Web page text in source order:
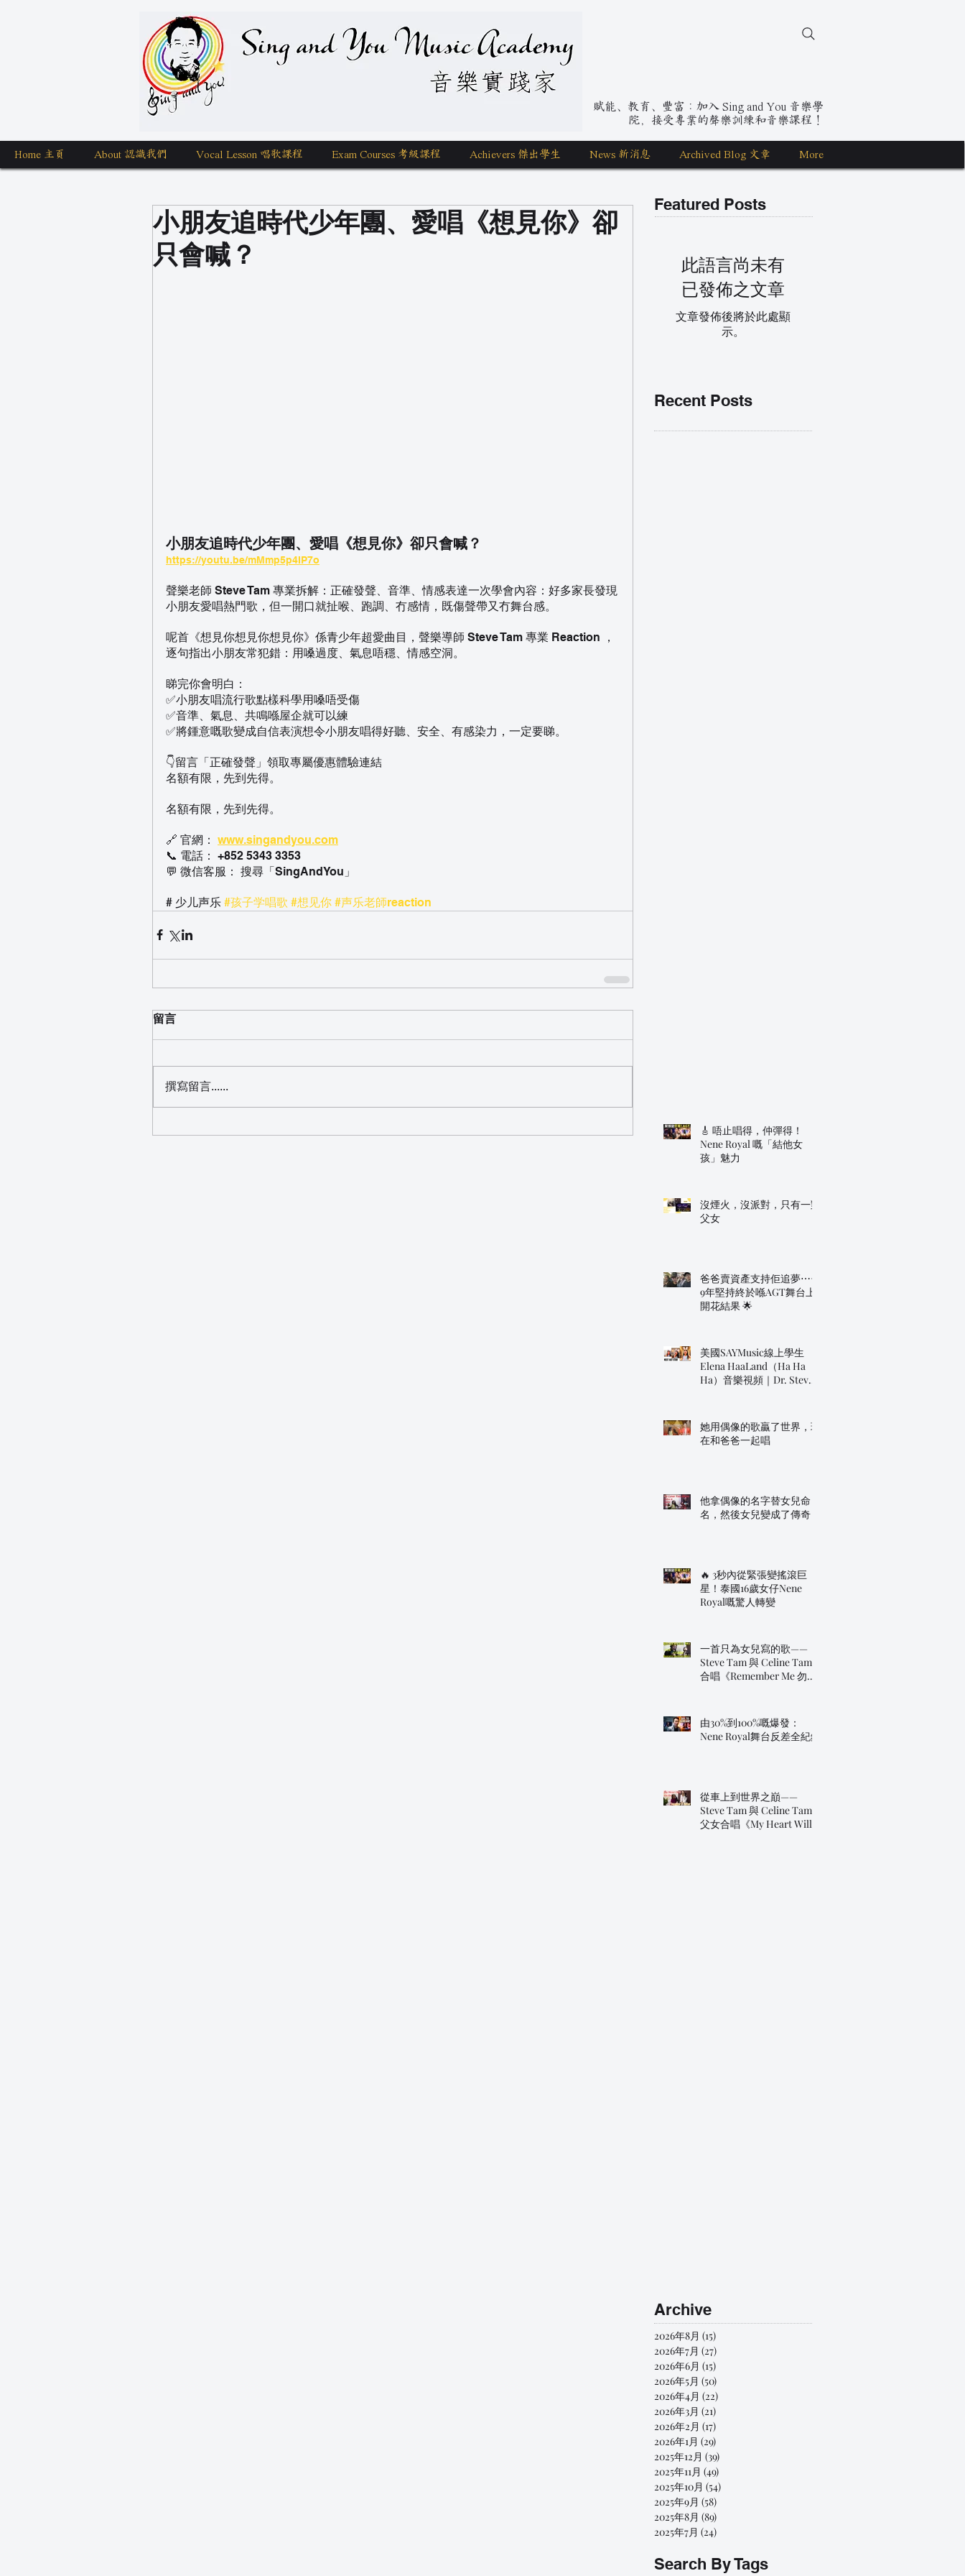
Sing and You Music Academy 學唱歌
賦能、教育、豐富：加入 Sing and You 音樂學
院，接受專業的聲樂訓練和音樂課程！
Home 主頁 About 認識我們 Vocal Lesson 唱歌課程 Exam Courses 考級課程 Achievers 傑出學生 News 新消息 Archived Blog 文章 More
小朋友追時代少年團、愛唱《想見你》卻
只會喊？
小朋友追時代少年團、愛唱《想見你》卻只會喊？
https://youtu.be/mMmp5p4IP7o
聲樂老師 Steve Tam 專業拆解：正確發聲、音準、情感表達一次學會內容：好多家長發現
小朋友愛唱熱門歌，但一開口就扯喉、跑調、冇感情，既傷聲帶又冇舞台感。
呢首《想見你想見你想見你》係青少年超愛曲目，聲樂導師 Steve Tam 專業 Reaction ，
逐句指出小朋友常犯錯：用嗓過度、氣息唔穩、情感空洞。
睇完你會明白：
✅小朋友唱流行歌點樣科學用嗓唔受傷
✅音準、氣息、共鳴喺屋企就可以練
✅將鍾意嘅歌變成自信表演想令小朋友唱得好聽、安全、有感染力，一定要睇。
👇留言「正確發聲」領取專屬優惠體驗連結
名額有限，先到先得。
名額有限，先到先得。
🔗 官網： www.singandyou.com
📞 電話： +852 5343 3353
💬 微信客服： 搜尋「SingAndYou」
# 少儿声乐 #孩子学唱歌 #想见你 #声乐老師reaction
留言
撰寫留言......
Featured Posts
此語言尚未有
已發佈之文章
文章發佈後將於此處顯
示。
Recent Posts
🎸 唔止唱得，仲彈得！
Nene Royal 嘅「結他女
孩」魅力
沒煙火，沒派對，只有一對
父女
爸爸賣資產支持佢追夢⋯⋯
9年堅持終於喺AGT舞台上
開花結果 🌟
美國SAYMusic線上學生
Elena HaaLand（Ha Ha
Ha）音樂視頻｜Dr. Steve
她用偶像的歌贏了世界，現
在和爸爸一起唱
他拿偶像的名字替女兒命
名，然後女兒變成了傳奇
🔥 3秒內從緊張變搖滾巨
星！泰國16歲女仔Nene
Royal嘅驚人轉變
一首只為女兒寫的歌——
Steve Tam 與 Celine Tam
合唱《Remember Me 勿忘
由30%到100%嘅爆發：
Nene Royal舞台反差全紀錄
從車上到世界之巔——
Steve Tam 與 Celine Tam
父女合唱《My Heart Will
Archive
2026年8月 (15)
2026年7月 (27)
2026年6月 (15)
2026年5月 (50)
2026年4月 (22)
2026年3月 (21)
2026年2月 (17)
2026年1月 (29)
2025年12月 (39)
2025年11月 (49)
2025年10月 (54)
2025年9月 (58)
2025年8月 (89)
2025年7月 (24)
Search By Tags